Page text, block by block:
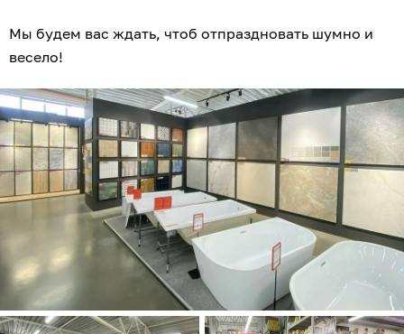
Мы будем вас ждать, чтоб отпраздновать шумно и
весело!